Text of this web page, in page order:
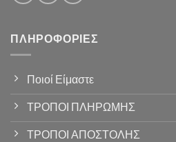
ΠΛΗΡΟΦΟΡΊΕΣ
Ποιοί Είμαστε
ΤΡΟΠΟΙ ΠΛΗΡΩΜΗΣ
ΤΡΟΠΟΙ ΑΠΟΣΤΟΛΗΣ